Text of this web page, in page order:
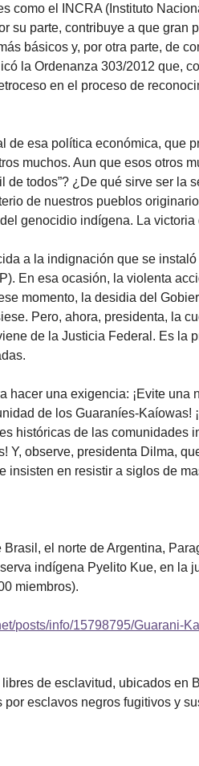
como el INCRA (Instituto
su parte, contribuye a que gran
básicos y, por otra parte, de
la Ordenanza 303/2012 que,
en el proceso de
de esa política económica, que
muchos. Aun que esos otros
todos”? ¿De qué sirve ser la
de nuestros pueblos
genocidio indígena. La victoria
a la indignación que se instaló
En esa ocasión, la violenta
momento, la desidia del
Pero, ahora, presidenta, la
de la Justicia Federal. Es la
hacer una exigencia: ¡Evite una
de los Guaraníes-Kaíowas!
históricas de las comunidades
Y, observe, presidenta Dilma,
insisten en resistir a siglos de
el norte de Argentina,
indígena Pyelito Kue, en la
miembros).
posts/info/15798795/Guarani-
de esclavitud, ubicados en
esclavos negros fugitivos y